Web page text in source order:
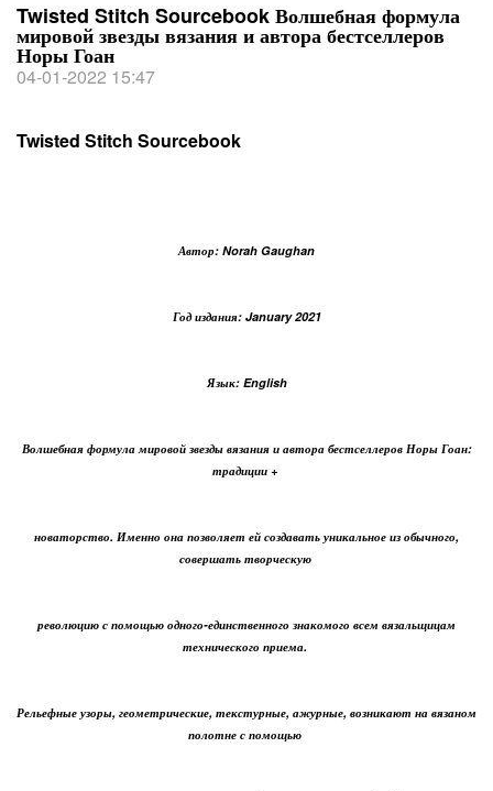
Twisted Stitch Sourcebook Волшебная формула
мировой звезды вязания и автора бестселлеров
Норы Гоан
04-01-2022 15:47
Twisted Stitch Sourcebook
Автор: Norah Gaughan
Год издания: January 2021
Язык: English
Волшебная формула мировой звезды вязания и автора бестселлеров Норы Гоан:
традиции +
новаторство. Именно она позволяет ей создавать уникальное из обычного,
совершать творческую
революцию с помощью одного-единственного знакомого всем вязальщицам
технического приема.
Рельефные узоры, геометрические, текстурные, ажурные, возникают на вязаном
полотне с помощью